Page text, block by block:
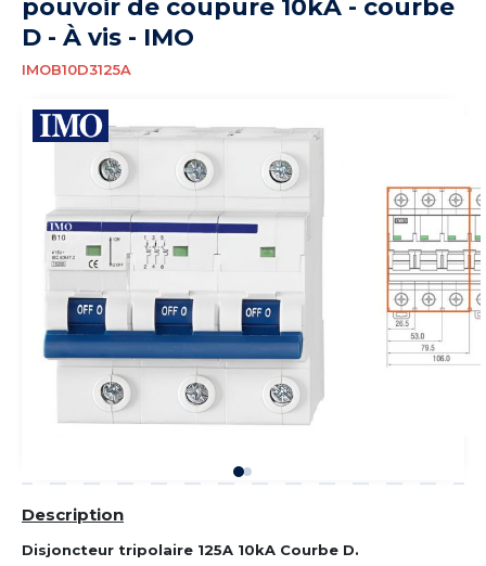
pouvoir de coupure 10kA - courbe
D - À vis - IMO
IMOB10D3125A
Description
Disjoncteur tripolaire 125A 10kA Courbe D.